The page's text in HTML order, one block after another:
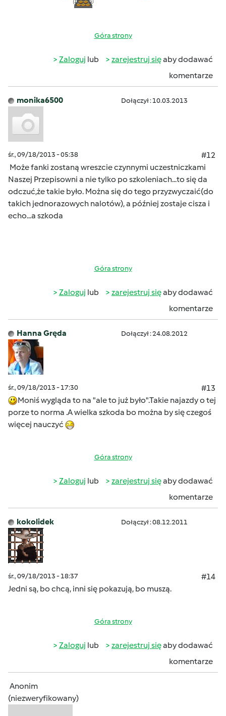
Góra strony
Zaloguj lub zarejestruj sięaby dodawać
komentarze
monika6500 Dołączył : 10.03.2013
śr., 09/18/2013 - 05:38
#12
Może fanki zostaną wreszcie czynnymi uczestniczkami
Naszej Przepisowni a nie tylko po szkoleniach...to się da
odczuć,że takie było. Można się do tego przyzwyczaić(do
takich jednorazowych nalotów), a później zostaje cisza i
echo...a szkoda
Góra strony
Zaloguj lub zarejestruj sięaby dodawać
komentarze
Hanna Gręda Dołączył : 24.08.2012
śr., 09/18/2013 - 17:30
#13
Moniś wygląda to na "ale to już było".Takie najazdy o tej
porze to norma .A wielka szkoda bo można by się czegoś
więcej nauczyć
Góra strony
Zaloguj lub zarejestruj sięaby dodawać
komentarze
kokolidek Dołączył : 08.12.2011
śr., 09/18/2013 - 18:37
#14
Jedni są, bo chcą, inni się pokazują, bo muszą.
Góra strony
Zaloguj lub zarejestruj sięaby dodawać
komentarze
Anonim
(niezweryfikowany)